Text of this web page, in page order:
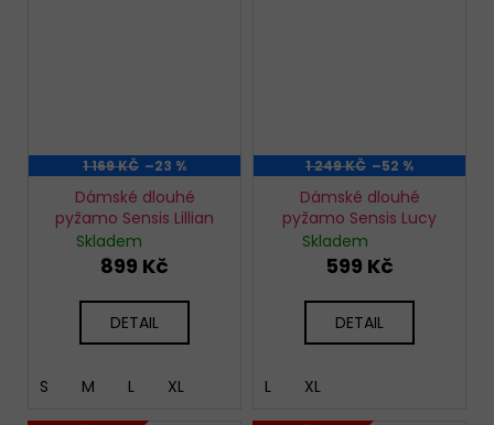
1 169 KČ –23 %
Dámské dlouhé
pyžamo Sensis Lillian
Skladem
899 Kč
DETAIL
S M L XL
1 249 KČ –52 %
Dámské dlouhé
pyžamo Sensis Lucy
Skladem
599 Kč
DETAIL
L XL